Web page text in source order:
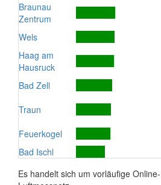
Braunau
Zentrum
Wels
Haag am
Hausruck
Bad Zell
Traun
Feuerkogel
Bad Ischl
Es handelt sich um vorläufige